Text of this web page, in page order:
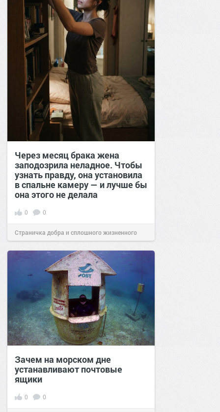
Через месяц брака жена
заподозрила неладное. Чтобы
узнать правду, она установила
в спальне камеру — и лучше бы
она этого не делала
0 0
Страничка добра и сплошного жизненного
позитива!00:29Сегодня
Зачем на морском дне
устанавливают почтовые
ящики
0 0